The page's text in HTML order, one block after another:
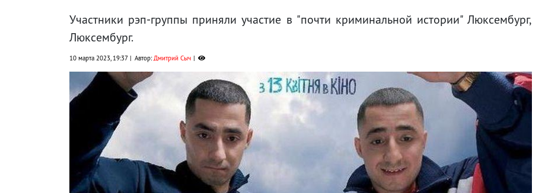
Участники рэп-группы приняли участие в "почти криминальной истории" Люксембург,
Люксембург.
10 марта 2023, 19:37 Автор:Дмитрий Сыч